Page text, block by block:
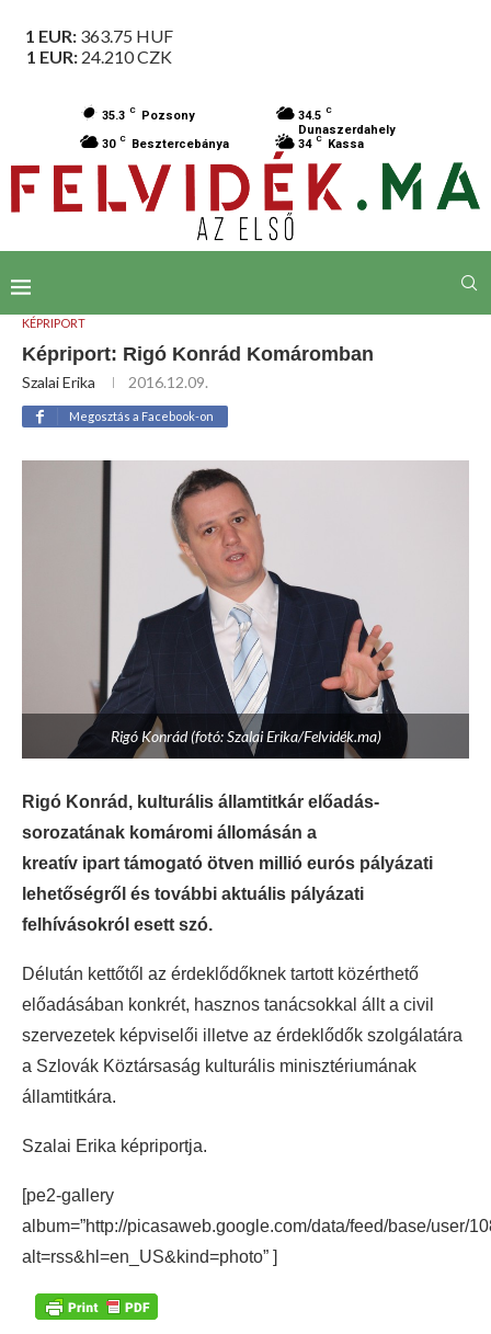
1 EUR: 363.75 HUF
1 EUR: 24.210CZK
35.3 C Pozsony 34.5 C
Dunaszerdahely
30 C Besztercebánya 34 C Kassa
KÉPRIPORT
Képriport: Rigó Konrád Komáromban
Szalai Erika 2016.12.09.
Megosztás a Facebook-on
Rigó Konrád (fotó: Szalai Erika/Felvidék.ma)
Rigó Konrád, kulturális államtitkár előadás-
sorozatának komáromi állomásán a
kreatív ipart támogató ötven millió eurós pályázati
lehetőségről és további aktuális pályázati
felhívásokról esett szó.
Délután kettőtől az érdeklődőknek tartott közérthető
előadásában konkrét, hasznos tanácsokkal állt a civil
szervezetek képviselői illetve az érdeklődők szolgálatára
a Szlovák Köztársaság kulturális minisztériumának
államtitkára.
Szalai Erika képriportja.
[pe2-gallery
album=”http://picasaweb.google.com/data/feed/base/user/
alt=rss&hl=en_US&kind=photo” ]